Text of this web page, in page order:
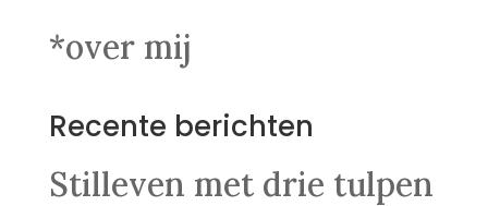
*over mij
Recente berichten
Stilleven met drie tulpen